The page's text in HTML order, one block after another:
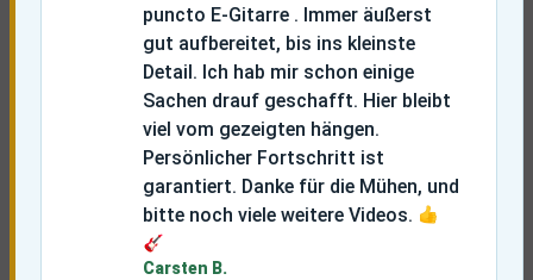
puncto E-Gitarre . Immer äußerst
gut aufbereitet, bis ins kleinste
Detail. Ich hab mir schon einige
Sachen drauf geschafft. Hier bleibt
viel vom gezeigten hängen.
Persönlicher Fortschritt ist
garantiert. Danke für die Mühen, und
bitte noch viele weitere Videos.
Carsten B.